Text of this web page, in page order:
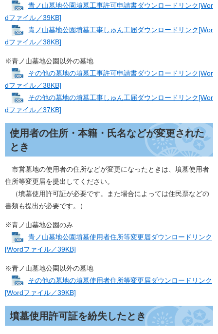
青ノ山墓地公園墳墓工事許可申請書ダウンロードリンク[Wor
dファイル／39KB]
青ノ山墓地公園墳墓工事しゅん工届ダウンロードリンク[Wor
dファイル／38KB]
※青ノ山墓地公園以外の墓地
その他の墓地の墳墓工事許可申請書ダウンロードリンク[Wor
dファイル／38KB]
その他の墓地の墳墓工事しゅん工届ダウンロードリンク[Wor
dファイル／37KB]
使用者の住所・本籍・氏名などが変更された
とき
市営墓地の使用者の住所などが変更になったときは、墳墓使用者
住所等変更届を提出してください。
（墳墓使用許可証が必要です。また場合によっては住民票などの
書類も提出が必要です。）
※青ノ山墓地公園のみ
青ノ山墓地公園墳墓使用者住所等変更届ダウンロードリンク
[Wordファイル／39KB]
※青ノ山墓地公園以外の墓地
その他の墓地の墳墓使用者住所等変更届ダウンロードリンク
[Wordファイル／39KB]
墳墓使用許可証を紛失したとき